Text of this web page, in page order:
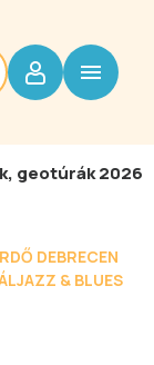
geotúrák 2026
DEBRECEN
JAZZ & BLUES